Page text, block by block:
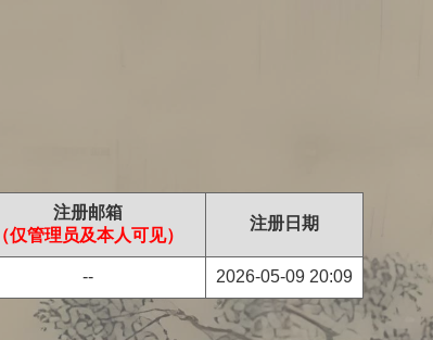
注册邮箱
（仅管理员及本人可见）
注册日期
-- 2026-05-09 20:09